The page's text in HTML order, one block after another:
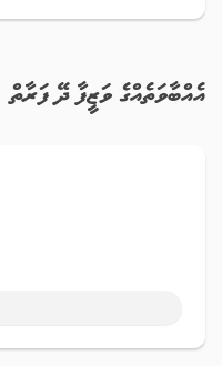
އެއްބާވަތެއްގެ ވަޒީފާ ދޭ ފަރާތް